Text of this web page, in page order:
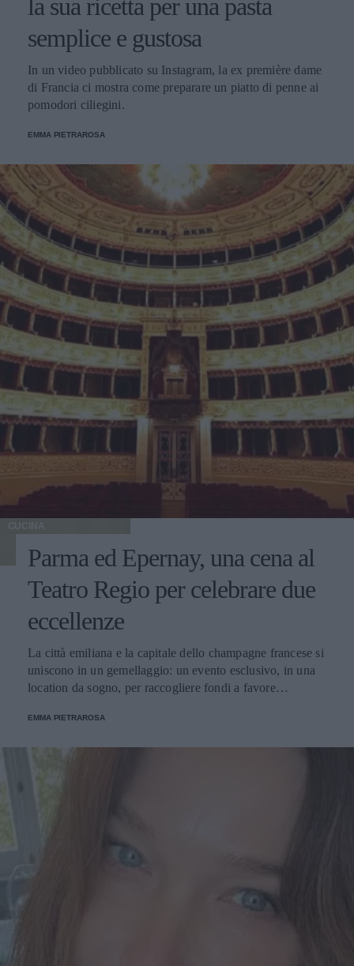
la sua ricetta per una pasta
semplice e gustosa
In un video pubblicato su Instagram, la ex première dame
di Francia ci mostra come preparare un piatto di penne ai
pomodori ciliegini.
EMMA PIETRAROSA
CUCINA
Parma ed Epernay, una cena al
Teatro Regio per celebrare due
eccellenze
La città emiliana e la capitale dello champagne francese si
uniscono in un gemellaggio: un evento esclusivo, in una
location da sogno, per raccogliere fondi a favore
EMMA PIETRAROSA